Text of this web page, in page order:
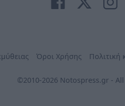
Όροι Χρήσης Πολιτική
©2010-2026 Notospress.gr -